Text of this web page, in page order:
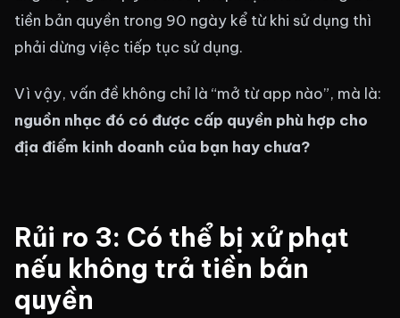
tiền bản quyền trong 90 ngày kể từ khi sử dụng thì
phải dừng việc tiếp tục sử dụng.
Vì vậy, vấn đề không chỉ là “mở từ app nào”, mà là:
nguồn nhạc đó có được cấp quyền phù hợp cho
địa điểm kinh doanh của bạn hay chưa?
Rủi ro 3: Có thể bị xử phạt
nếu không trả tiền bản
quyền